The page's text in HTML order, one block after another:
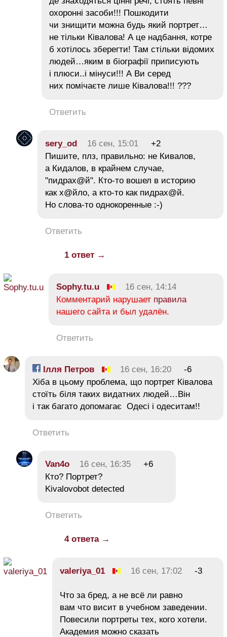
охоронні засоби!!! Пошкодити
чи знищити можна будь який портрет…
не тільки Ківалова! А це надбання, котре
б хотілось зберегти! Там стільки відомих
людей…яким в біографії приписують
і плюси..і мінуси!!! А Ви серед
них помічаєте лише Ківалова!!! ???
Ответить
sery_od 16 сен, 15:01
+2
Пишите, плз, правильно: не Кивалов,
а Кидалов, в крайнем случае,
"пидрах@й". Кто-то вошел в историю
как х@йло, а кто-то как пидрах@й.
Но слова-то однокоренные :-)
Ответить
1 ответ →
Sophy.tu.u
16 сен, 14:14
Комментарий нарушает правила
нашего сайта и был удалён.
Ответить
Ілля Петров 16 сен, 16:20
-6
Хіба в цьому проблема, що портрет Ківалова
стоїть біля таких видатних людей…Він
і так багато допомагає Одесі і одеситам!!
Ответить
Van4o 16 сен, 16:35
+6
Кто? Портрет?
Kivalovobot detected
Ответить
4 ответа →
valeriya_01 16 сен, 17:02 -3
Что за бред, а не всё ли равно
вам что висит в учебном заведении.
Повесили портреты тех, кого хотели.
Академия можно сказать